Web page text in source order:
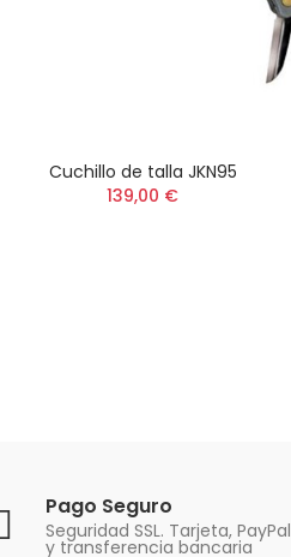
Cuchillo de talla JKN95
139,00 €
Pago Seguro
Seguridad SSL. Tarjeta, PayPal
y transferencia bancaria